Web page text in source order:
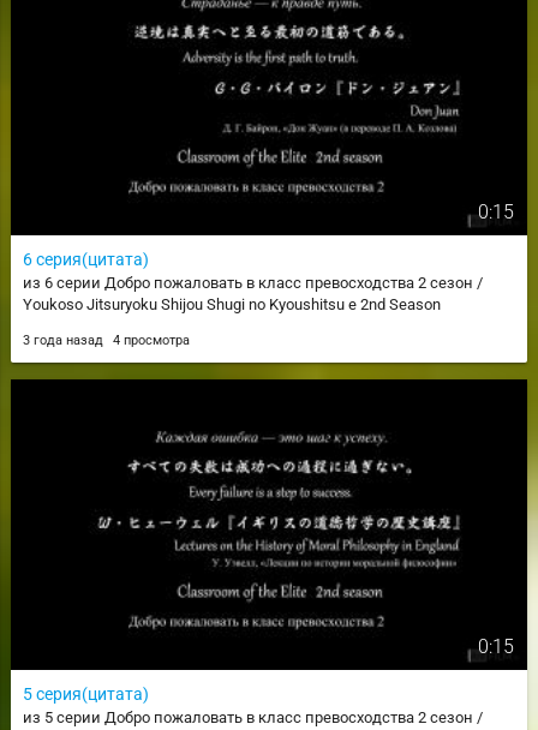
0:15
6 серия(цитата)
из 6 серии Добро пожаловать в класс превосходства 2 сезон /
Youkoso Jitsuryoku Shijou Shugi no Kyoushitsu e 2nd Season
3 года назад 4 просмотра
0:15
5 серия(цитата)
из 5 серии Добро пожаловать в класс превосходства 2 сезон /